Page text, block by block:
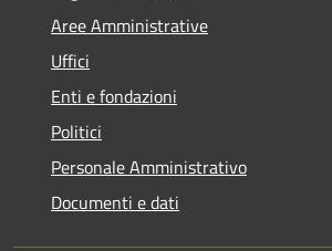
Aree Amministrative
Uffici
Enti e fondazioni
Politici
Personale Amministrativo
Documenti e dati